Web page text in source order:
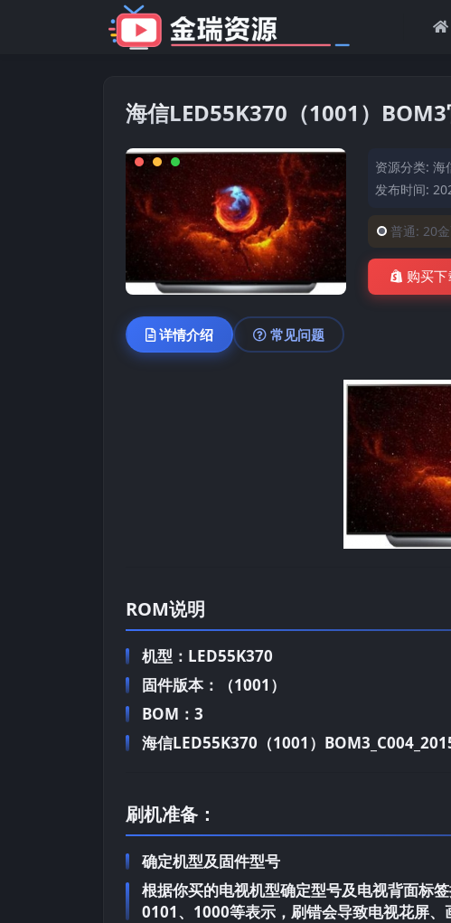
海信LED55K370（1001）
资源分类:海
发布时间:
普通: 20
购买下
详情介绍 常见问题
ROM说明
机型：LED55K370
固件版本：（1001）
BOM：3
海信LED55K370（1001）
刷机准备：
确定机型及固件型号
根据你买的电视机型确定型号及电视背面标
0101、1000等表示，刷错会导致电视花屏